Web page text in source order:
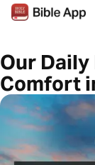
Our Daily
Comfort